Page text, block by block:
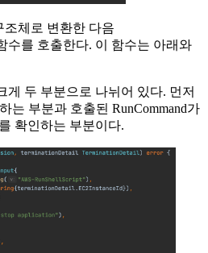
조체로 변환한 다음
수를 호출한다. 이 함수는 아래와
게 두 부분으로 나뉘어 있다. 먼저
는 부분과 호출된 RunCommand가
확인하는 부분이다.